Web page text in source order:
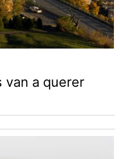
van a querer